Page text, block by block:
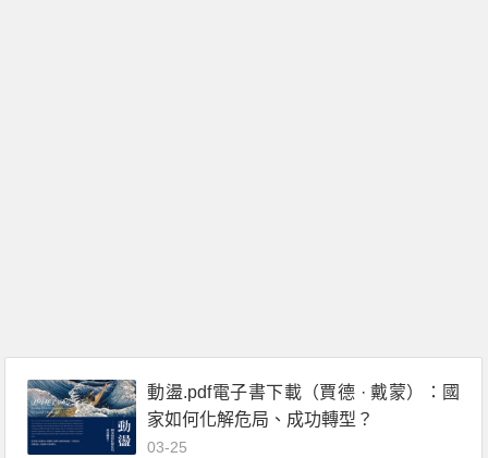
動盪.pdf電子書下載（賈德 · 戴蒙）：國
家如何化解危局、成功轉型？
03-25